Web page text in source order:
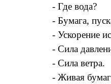
- Где вода?
- Бумага,
- Ускорение
- Сила
- Сила ветра.
- Живая